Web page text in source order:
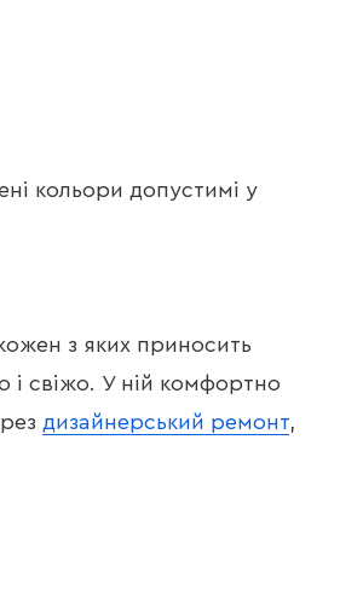
кольори допустимі у
з яких приносить
і свіжо. У ній комфортно
дизайнерський ремонт,